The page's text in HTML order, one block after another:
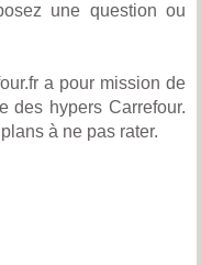
une question ou
a pour mission de
des hypers Carrefour.
à ne pas rater.